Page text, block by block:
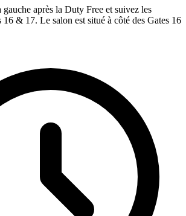
après la Duty Free et suivez les
16 & 17. Le salon est situé à côté des Gates 16